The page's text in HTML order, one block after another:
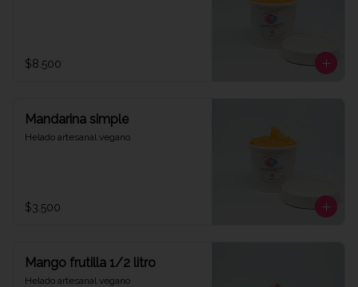
$8.500
Mandarina simple
Helado artesanal vegano
$3.500
Mango frutilla 1/2 litro
Helado artesanal vegano